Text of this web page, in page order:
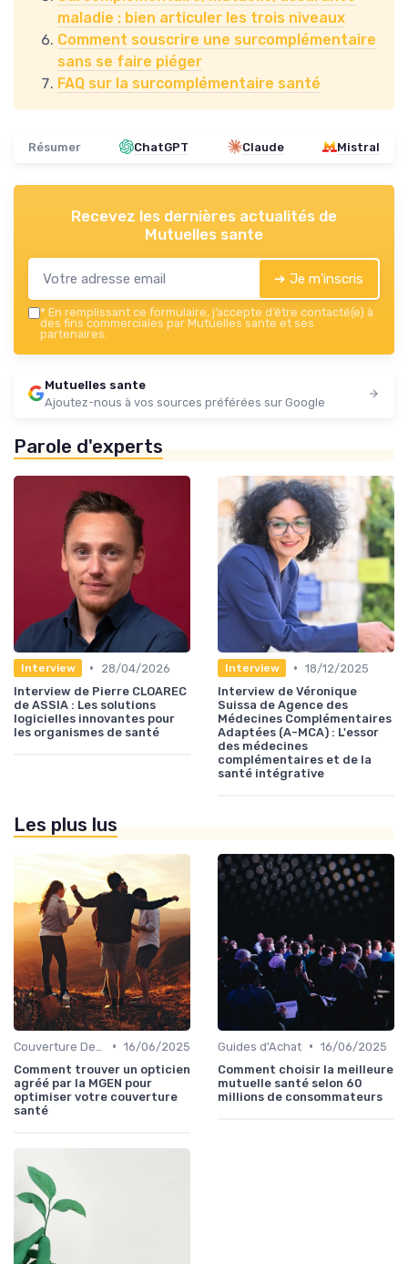
maladie : bien articuler les trois niveaux
Comment souscrire une surcomplémentaire
sans se faire piéger
FAQ sur la surcomplémentaire santé
Résumer ChatGPT Claude Mistral
Recevez les dernières actualités de
Mutuelles sante
➔ Je m'inscris
* En remplissant ce formulaire, j’accepte d’être contacté(e) à
des fins commerciales par Mutuelles sante et ses
partenaires.
Mutuelles sante
Ajoutez-nous à vos sources préférées sur Google
Parole d'experts
Interview •
28/04/2026
Interview de Pierre CLOAREC
de ASSIA : Les solutions
logicielles innovantes pour
les organismes de santé
Interview • 18/12/2025
Interview de Véronique
Suissa de Agence des
Médecines Complémentaires
Adaptées (A-MCA) : L'essor
des médecines
complémentaires et de la
santé intégrative
Les plus lus
• 16/06/2025
Comment trouver un opticien
agréé par la MGEN pour
optimiser votre couverture
santé
Guides d'Achat • 16/06/2025
Comment choisir la meilleure
mutuelle santé selon 60
millions de consommateurs